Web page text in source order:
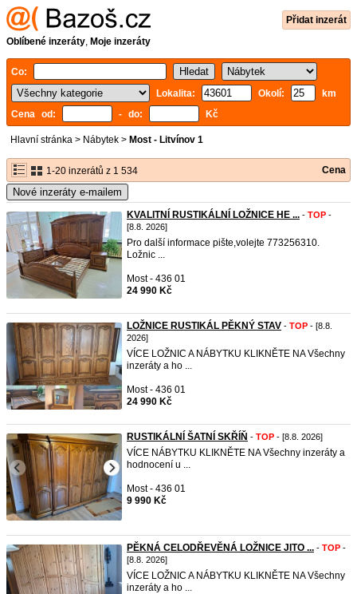
Přidat inzerát
Oblíbené inzeráty, Moje inzeráty
Co:
Lokalita:
Okolí:
km
Cena od:
- do: Kč
Hlavní stránka > Nábytek > Most - Litvínov 1
1-20 inzerátů z 1 534 Cena
Nové inzeráty e-mailem
KVALITNÍ RUSTIKÁLNÍ LOŽNICE HE ... - TOP -
[8.8. 2026]
Pro další informace pište,volejte 773256310.
Ložnic ...
Most - 436 01
24 990 Kč
LOŽNICE RUSTIKÁL PĚKNÝ STAV - TOP - [8.8.
2026]
VÍCE LOŽNIC A NÁBYTKU KLIKNĚTE NA Všechny
inzeráty a ho ...
Most - 436 01
24 990 Kč
RUSTIKÁLNÍ ŠATNÍ SKŘÍŇ - TOP - [8.8. 2026]
VÍCE NÁBYTKU KLIKNĚTE NA Všechny inzeráty a
hodnocení u ...
Most - 436 01
9 990 Kč
PĚKNÁ CELODŘEVĚNÁ LOŽNICE JITO ... - TOP -
[8.8. 2026]
VÍCE LOŽNIC A NÁBYTKU KLIKNĚTE NA Všechny
inzeráty a ho ...